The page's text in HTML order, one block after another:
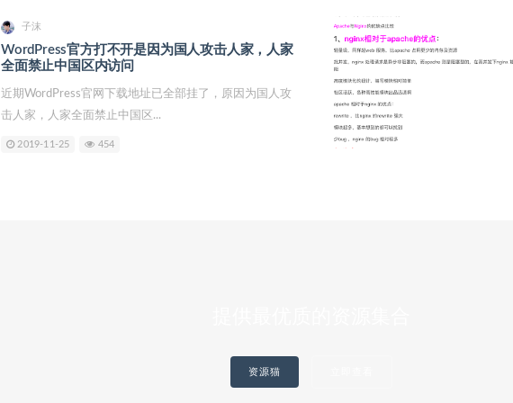
子沫
WordPress官方打不开是因为国人攻击人家，人家
全面禁止中国区内访问
近期WordPress官网下载地址已全部挂了，原因为国人攻
击人家，人家全面禁止中国区...
2019-11-25 454
资源猫